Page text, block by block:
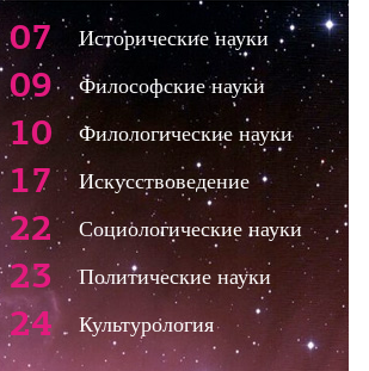
07 Исторические науки
09 Философские науки
10 Филологические науки
17 Искусствоведение
22 Социологические науки
23 Политические науки
24 Культурология